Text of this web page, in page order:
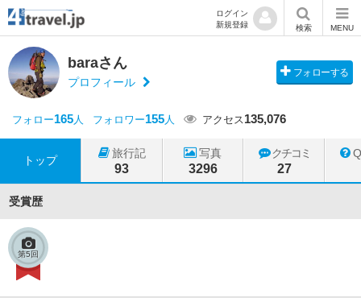
ログイン
新規登録
検索 MENU
baraさん
プロフィール
フォローする
フォロー165人 フォロワー155人 アクセス135,076
トップ
旅行記
93
写真
3296
クチコミ
27
受賞歴
第5回